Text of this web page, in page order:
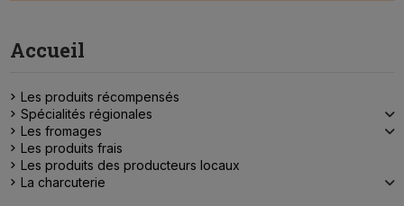
Accueil
Les produits récompensés
Spécialités régionales
Les fromages
Les produits frais
Les produits des producteurs locaux
La charcuterie